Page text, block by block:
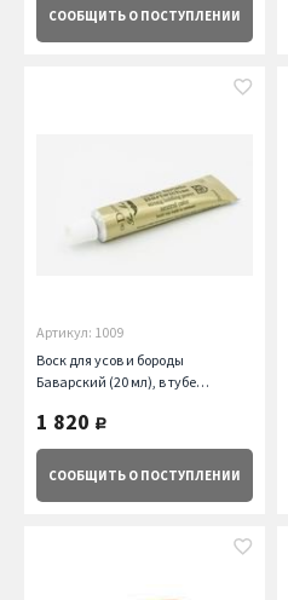
СООБЩИТЬ О ПОСТУПЛЕНИИ
Артикул: 1009
Воск для усов и бороды
Баварский (20 мл), в тубе
1 820 руб.
СООБЩИТЬ О ПОСТУПЛЕНИИ